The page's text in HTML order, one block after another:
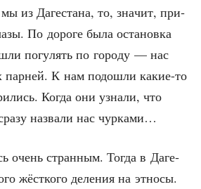
из Даге­ста­на, то, зна­чит, при­
По доро­ге была оста­нов­ка
погу­лять по горо­ду — нас
пар­ней. К нам подо­шли какие-то
Когда они узна­ли, что
назва­ли нас чурками…
очень стран­ным. Тогда в Даге­
жёст­ко­го деле­ния на этно­сы.